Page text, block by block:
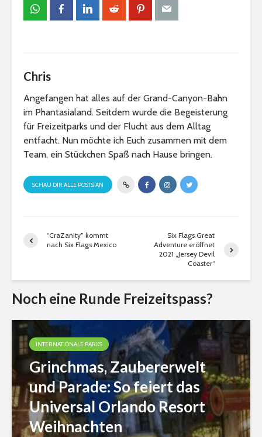
Chris
Angefangen hat alles auf der Grand-Canyon-Bahn
im Phantasialand. Seitdem wurde die Begeisterung
für Freizeitparks und der Flucht aus dem Alltag
entfacht. Nun möchte ich Euch zusammen mit dem
Team, ein Stückchen Spaß nach Hause bringen.
SCHAU DIR ALLE POSTS AN
“CraZanity” kommt
nach Six Flags Mexico
Six Flags Great
Adventure eröffnet
2021 „Jersey Devil
Coaster“
Noch eine Runde Freizeitspass?
INTERNATIONALE PARKS
Grinchmas, Zaubererwelt
und Parade: So feiert das
Universal Orlando Resort
Weihnachten